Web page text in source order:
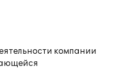
компании